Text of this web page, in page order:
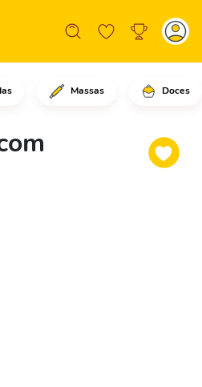
Massas Doces
grande com óleo